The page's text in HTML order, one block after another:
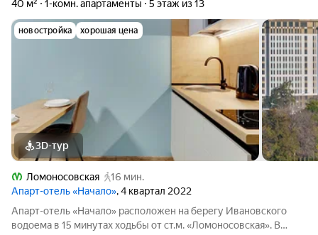
40 м²
1-комн. апартаменты 5 этаж из 13
новостройка хорошая цена
3D-тур
Ломоносовская
16 мин.
Апарт-отель «Начало», 4 квартал 2022
Апарт-отель «Начало» расположен на берегу Ивановского
водоема в 15 минутах ходьбы от ст.м. «Ломоносовская». В